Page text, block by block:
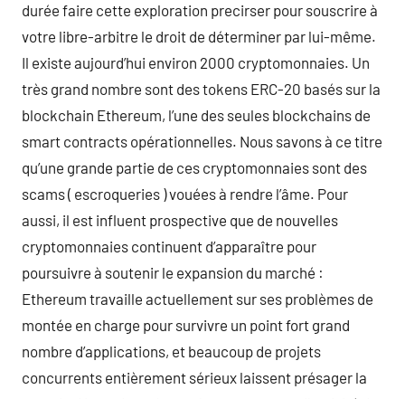
durée faire cette exploration precirser pour souscrire à
votre libre-arbitre le droit de déterminer par lui-même.
Il existe aujourd’hui environ 2000 cryptomonnaies. Un
très grand nombre sont des tokens ERC-20 basés sur la
blockchain Ethereum, l’une des seules blockchains de
smart contracts opérationnelles. Nous savons à ce titre
qu’une grande partie de ces cryptomonnaies sont des
scams ( escroqueries ) vouées à rendre l’âme. Pour
aussi, il est influent prospective que de nouvelles
cryptomonnaies continuent d’apparaître pour
poursuivre à soutenir le expansion du marché :
Ethereum travaille actuellement sur ses problèmes de
montée en charge pour survivre un point fort grand
nombre d’applications, et beaucoup de projets
concurrents entièrement sérieux laissent présager la